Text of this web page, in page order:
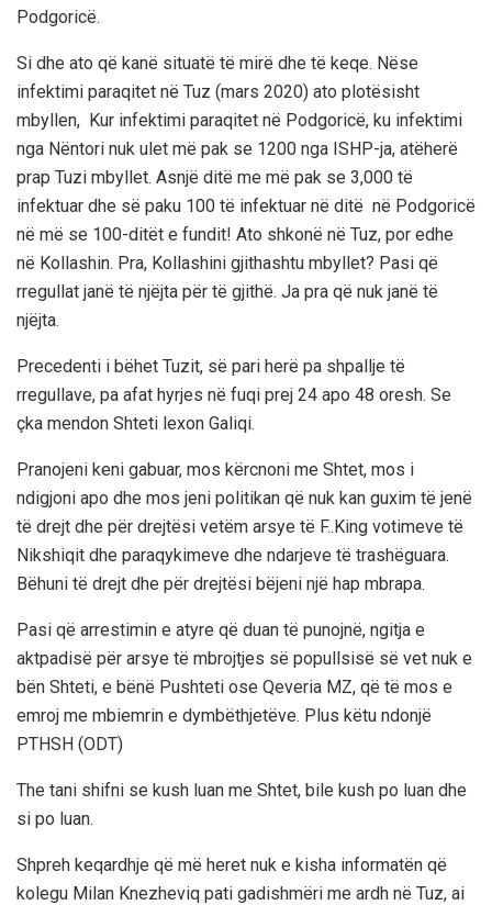
Podgoricë.
Si dhe ato që kanë situatë të mirë dhe të keqe. Nëse
infektimi paraqitet në Tuz (mars 2020) ato plotësisht
mbyllen, Kur infektimi paraqitet në Podgoricë, ku infektimi
nga Nëntori nuk ulet më pak se 1200 nga ISHP-ja, atëherë
prap Tuzi mbyllet. Asnjë ditë me më pak se 3,000 të
infektuar dhe së paku 100 të infektuar në ditë në Podgoricë
në më se 100-ditët e fundit! Ato shkonë në Tuz, por edhe
në Kollashin. Pra, Kollashini gjithashtu mbyllet? Pasi që
rregullat janë të njëjta për të gjithë. Ja pra që nuk janë të
njëjta.
Precedenti i bëhet Tuzit, së pari herë pa shpallje të
rregullave, pa afat hyrjes në fuqi prej 24 apo 48 oresh. Se
çka mendon Shteti lexon Galiqi.
Pranojeni keni gabuar, mos kërcnoni me Shtet, mos i
ndigjoni apo dhe mos jeni politikan që nuk kan guxim të jenë
të drejt dhe për drejtësi vetëm arsye të F..King votimeve të
Nikshiqit dhe paraqykimeve dhe ndarjeve të trashëguara.
Bëhuni të drejt dhe për drejtësi bëjeni një hap mbrapa.
Pasi që arrestimin e atyre që duan të punojnë, ngitja e
aktpadisë për arsye të mbrojtjes së popullsisë së vet nuk e
bën Shteti, e bënë Pushteti ose Qeveria MZ, që të mos e
emroj me mbiemrin e dymbëthjetëve. Plus këtu ndonjë
PTHSH (ODT)
The tani shifni se kush luan me Shtet, bile kush po luan dhe
si po luan.
Shpreh keqardhje që më heret nuk e kisha informatën që
kolegu Milan Knezheviq pati gadishmëri me ardh në Tuz, ai